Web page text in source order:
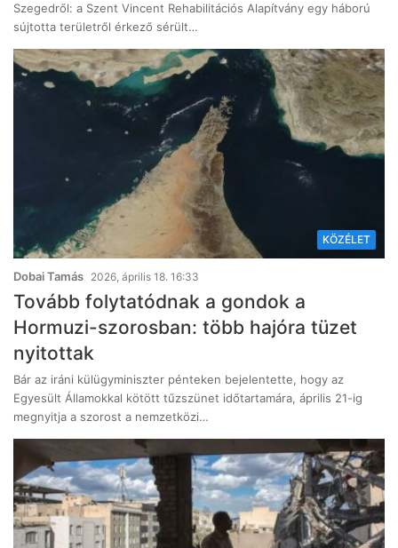
Szegedről: a Szent Vincent Rehabilitációs Alapítvány egy háború
sújtotta területről érkező sérült…
KÖZÉLET
Dobai Tamás 2026, április 18. 16:33
Tovább folytatódnak a gondok a
Hormuzi-szorosban: több hajóra tüzet
nyitottak
Bár az iráni külügyminiszter pénteken bejelentette, hogy az
Egyesült Államokkal kötött tűzszünet időtartamára, április 21-ig
megnyitja a szorost a nemzetközi…